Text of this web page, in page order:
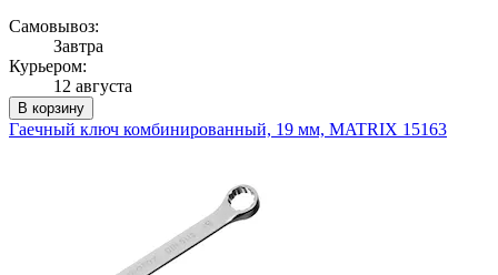
Самовывоз:
Завтра
Курьером:
12 августа
В корзину
Гаечный ключ комбинированный, 19 мм, MATRIX 15163